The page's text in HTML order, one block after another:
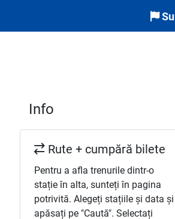
Info
Rute + cumpără bilete
Pentru a afla trenurile dintr-o
stație în alta, sunteți în pagina
potrivită. Alegeți stațiile și data și
apăsați pe "Caută". Selectați